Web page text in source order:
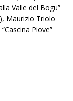
Valle del Bogu”
Maurizio Triolo
Piove”